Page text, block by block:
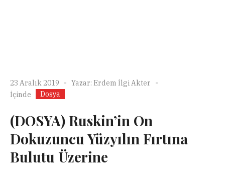
23 Aralık 2019 Yazar: Erdem İlgi Akter
İçinde
Dosya
(DOSYA) Ruskin’in On
Dokuzuncu Yüzyılın Fırtına
Bulutu Üzerine